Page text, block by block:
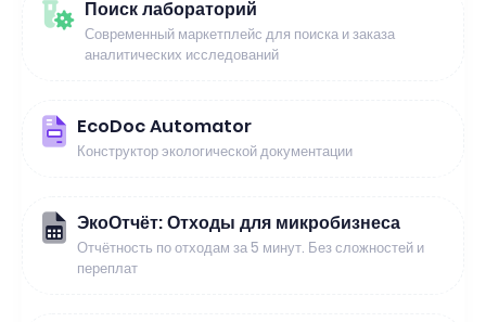
Поиск лабораторий
Современный маркетплейс для поиска и заказа
аналитических исследований
EcoDoc Automator
Конструктор экологической документации
ЭкоОтчёт: Отходы для микробизнеса
Отчётность по отходам за 5 минут. Без сложностей и
переплат